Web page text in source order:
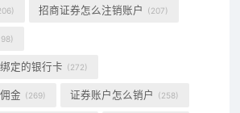
招商证券怎么注销账户 (207)
定的银行卡 (272)
金 (269) 证券账户怎么销户 (258)